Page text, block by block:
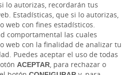
lo autorizas, recordarán tus
Estadísticas, que si lo autorizas,
web con fines estadísticos.
comportamental las cuales
web con la finalidad de analizar tu
Puedes aceptar el uso de todas
ACEPTAR, para rechazar o